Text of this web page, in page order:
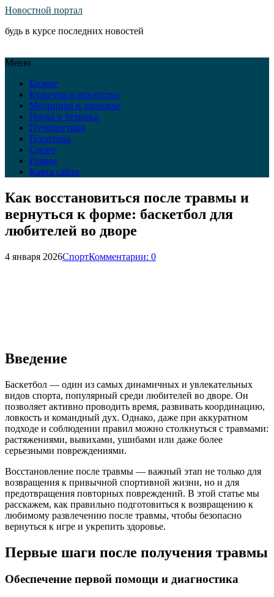
Новостной портал
будь в курсе последних новостей
Меню
Бизнес
Культура и искусство
Медицина и здоровье
Наука и техника
Путешествия
Политика
Спорт
Разное
Карта сайта
Как восстановиться после травмы и
вернуться к форме: баскетбол для
любителей во дворе
4 января 2026СпортКомментарии: 0
Введение
Баскетбол — один из самых динамичных и увлекательных
видов спорта, популярный среди любителей во дворе. Он
позволяет активно проводить время, развивать координацию,
ловкость и командный дух. Однако, даже при аккуратном
подходе и соблюдении правил можно столкнуться с травмами:
растяжениями, вывихами, ушибами или даже более
серьезными повреждениями.
Восстановление после травмы — важный этап не только для
возвращения к привычной спортивной жизни, но и для
предотвращения повторных повреждений. В этой статье мы
расскажем, как правильно подготовиться к возвращению к
любимому развлечению после травмы, чтобы безопасно
вернуться к игре и укрепить здоровье.
Первые шаги после получения травмы
Обеспечение первой помощи и диагностика